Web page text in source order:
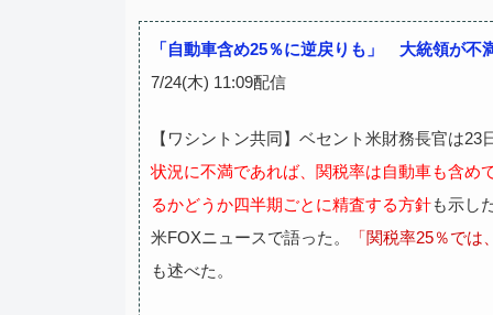
「自動車含め25％に逆戻りも」 大統領が不
7/24(木) 11:09配信
【ワシントン共同】ベセント米財務長官は23
状況に不満であれば、関税率は自動車も含め
るかどうか四半期ごとに精査する方針も示し
米FOXニュースで語った。
「関税率25％で
も述べた。